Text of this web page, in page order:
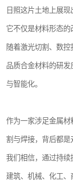
日照这片土地上展现
它不仅是材料形态的
随着激光切割、数
品质合金材料的研
与智能化。
作为一家涉足金属
割与焊接，背后都是
我们相信，通过持
建筑、机械、化工